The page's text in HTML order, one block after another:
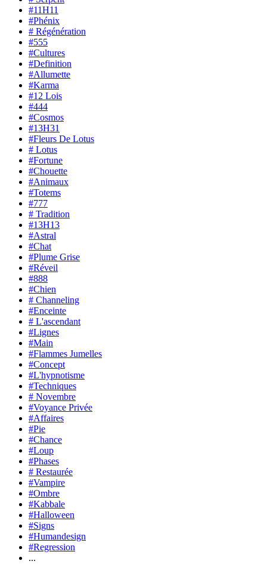
#11H11
#Phénix
# Régénération
#555
#Cultures
#Definition
#Allumette
#Karma
#12 Lois
#444
#Cosmos
#13H31
#Fleurs De Lotus
# Lotus
#Fortune
#Chouette
#Animaux
#Totems
#777
# Tradition
#13H13
#Astral
#Chat
#Plume Grise
#Réveil
#888
#Chien
# Channeling
#Enceinte
# L'ascendant
#Lignes
#Main
#Flammes Jumelles
#Concept
#L'hypnotisme
#Techniques
# Novembre
#Voyance Privée
#Affaires
#Pie
#Chance
#Loup
#Phases
# Restaurée
#Vampire
#Ombre
#Kabbale
#Halloween
#Signs
#Humandesign
#Regression
...